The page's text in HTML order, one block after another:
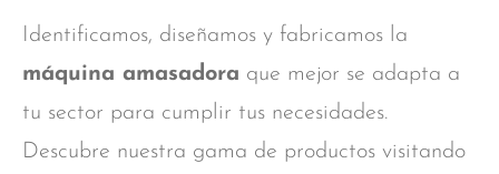
Identificamos, diseñamos y fabricamos la
máquina amasadora que mejor se adapta a
tu sector para cumplir tus necesidades.
Descubre nuestra gama de productos visitando